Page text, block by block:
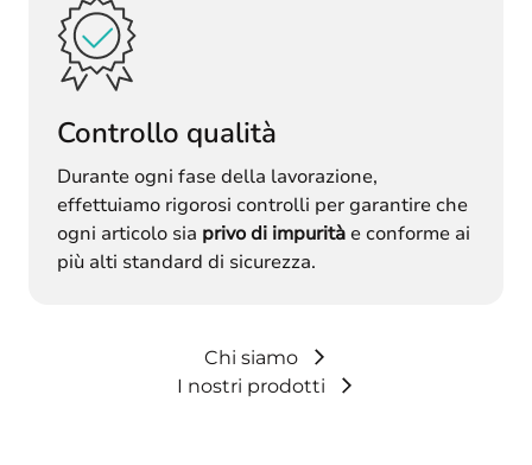
Controllo qualità
Durante ogni fase della lavorazione,
effettuiamo rigorosi controlli per garantire che
ogni articolo sia privo di impuritàe conforme ai
più alti standard di sicurezza.
Chi siamo
I nostri prodotti